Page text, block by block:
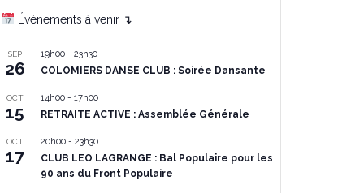
Événements à venir ↴
SEP
26
19h00 - 23h30
COLOMIERS DANSE CLUB : Soirée Dansante
OCT
15
14h00 - 17h00
RETRAITE ACTIVE : Assemblée Générale
OCT
17
20h00 - 23h30
CLUB LEO LAGRANGE : Bal Populaire pour les
90 ans du Front Populaire